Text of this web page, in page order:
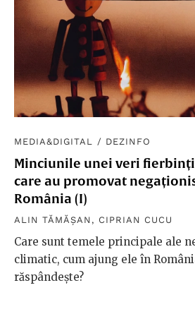
MEDIA&DIGITAL / DEZINFO
Minciunile unei veri
care au promovat
România (I)
ALIN TĂMĂȘAN , CIPRIAN CUCU
Care sunt temele principale ale
climatic, cum ajung ele în
răspândește?